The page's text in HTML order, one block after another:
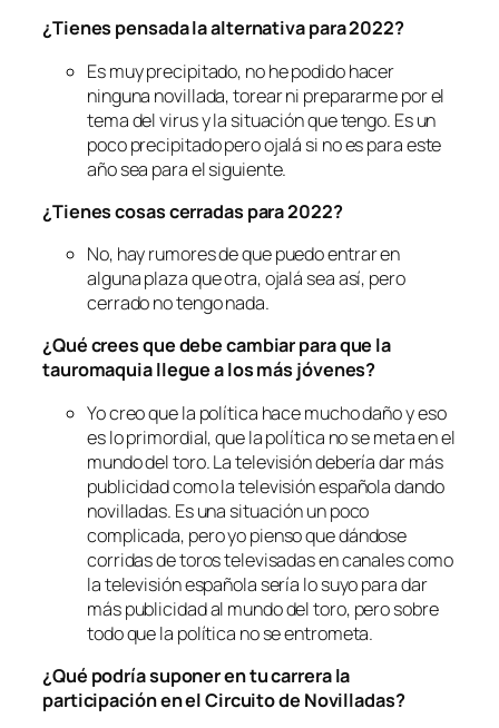
¿Tienes pensada la alternativa para 2022?
Es muy precipitado, no he podido hacer
ninguna novillada, torear ni prepararme por el
tema del virus y la situación que tengo. Es un
poco precipitado pero ojalá si no es para este
año sea para el siguiente.
¿Tienes cosas cerradas para 2022?
No, hay rumores de que puedo entrar en
alguna plaza que otra, ojalá sea así, pero
cerrado no tengo nada.
¿Qué crees que debe cambiar para que la
tauromaquia llegue a los más jóvenes?
Yo creo que la política hace mucho daño y eso
es lo primordial, que la política no se meta en el
mundo del toro. La televisión debería dar más
publicidad como la televisión española dando
novilladas. Es una situación un poco
complicada, pero yo pienso que dándose
corridas de toros televisadas en canales como
la televisión española sería lo suyo para dar
más publicidad al mundo del toro, pero sobre
todo que la política no se entrometa.
¿Qué podría suponer en tu carrera la
participación en el Circuito de Novilladas?